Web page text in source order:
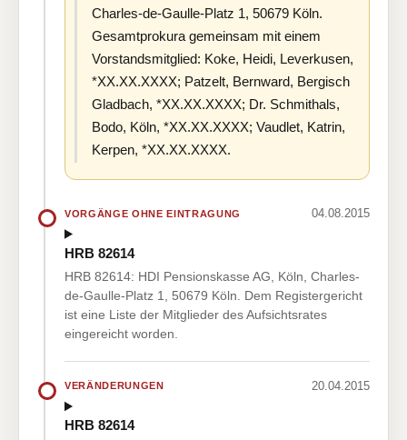
Charles-de-Gaulle-Platz 1, 50679 Köln.
Gesamtprokura gemeinsam mit einem
Vorstandsmitglied: Koke, Heidi, Leverkusen,
*XX.XX.XXXX; Patzelt, Bernward, Bergisch
Gladbach, *XX.XX.XXXX; Dr. Schmithals,
Bodo, Köln, *XX.XX.XXXX; Vaudlet, Katrin,
Kerpen, *XX.XX.XXXX.
VORGÄNGE OHNE EINTRAGUNG 04.08.2015
HRB 82614
HRB 82614: HDI Pensionskasse AG, Köln, Charles-
de-Gaulle-Platz 1, 50679 Köln. Dem Registergericht
ist eine Liste der Mitglieder des Aufsichtsrates
eingereicht worden.
VERÄNDERUNGEN 20.04.2015
HRB 82614